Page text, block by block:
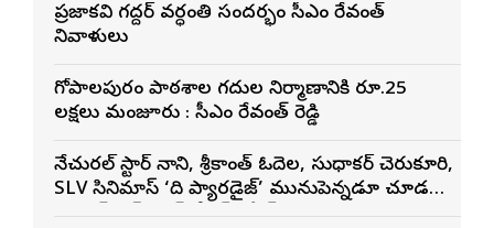
ప్రజాకవి గద్దర్‌ వర్ధంతి సందర్భంగా సీఎం రేవంత్‌
నివాళులు
గోపాల‌పురం పాఠ‌శాల గ‌దుల నిర్మాణానికి రూ.25
ల‌క్ష‌లు మంజూరు : సీఎం రేవంత్ రెడ్డి
నేచురల్ స్టార్ నాని, శ్రీకాంత్ ఓదెల, సుధాకర్ చెరుకూరి,
SLV సినిమాస్ ‘ది ప్యారడైజ్’ మునుపెన్నడూ చూడని